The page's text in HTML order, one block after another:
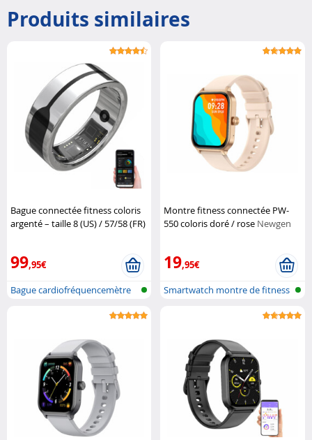
Produits similaires
Bague connectée fitness coloris
argenté – taille 8 (US) / 57/58 (FR)
99,95€
Bague cardiofréquencemètre
Montre fitness connectée PW-
550 coloris doré / rose Newgen
19,95€
Smartwatch montre de fitness